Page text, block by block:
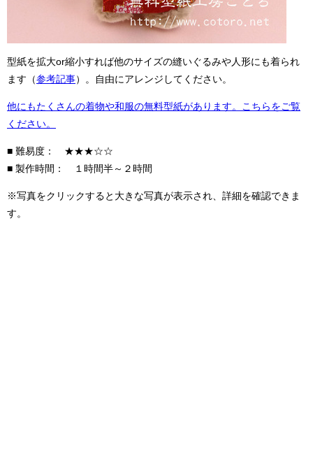
型紙を拡大or縮小すれば他のサイズの縫いぐるみや人形にも着られ
ます（参考記事）。自由にアレンジしてください。
他にもたくさんの着物や和服の無料型紙があります。こちらをご覧
ください。
■ 難易度： ★★★☆☆
■ 製作時間： １時間半～２時間
※写真をクリックすると大きな写真が表示され、詳細を確認できま
す。